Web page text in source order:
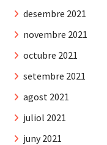
desembre 2021
novembre 2021
octubre 2021
setembre 2021
agost 2021
juliol 2021
juny 2021